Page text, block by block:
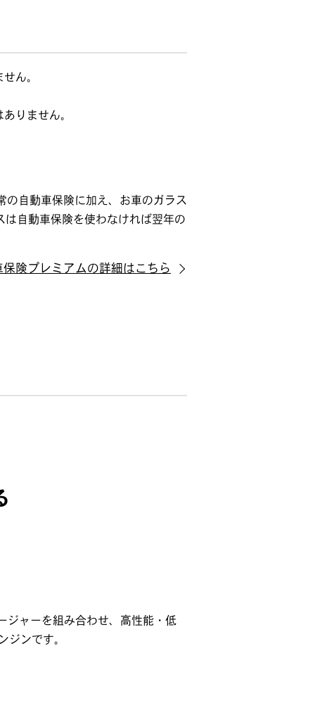
ん。
りません。
の自動車保険に加え、お車のガラス
自動車保険を使わなければ翌年の
険プレミアムの詳細はこちら
ジャーを組み合わせ、高性能・低
ジンです。